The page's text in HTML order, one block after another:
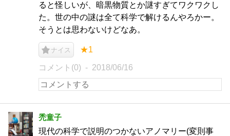
ると怪しいが、暗黒物質とか謎すぎてワクワクし
た。世の中の謎は全て科学で解けるんやろかー。
そうとは思わないけどなあ。
ナイス ★1
コメント(0) 2018/06/16
禿童子
現代の科学で説明のつかないアノマリー(変則事